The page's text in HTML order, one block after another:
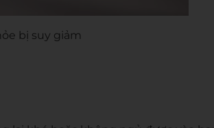
bị suy giảm